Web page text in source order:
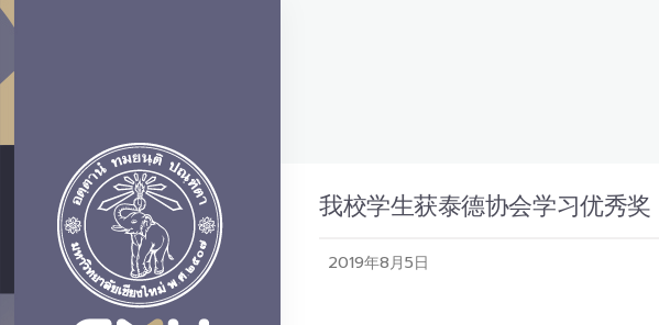
我校学生获泰德协会学习优秀奖
2019年8月5日